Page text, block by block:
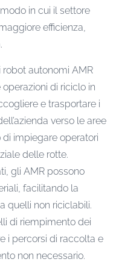
in cui il settore
efficienza,
robot autonomi AMR
di riciclo in
e trasportare i
verso le aree
impiegare operatori
delle rotte.
gli AMR possono
facilitando la
quelli non riciclabili.
di riempimento dei
i percorsi di raccolta e
non necessario.